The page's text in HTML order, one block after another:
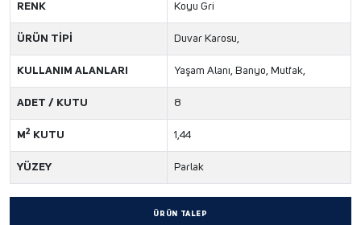
RENK Koyu Gri
ÜRÜN TİPİ Duvar Karosu,
KULLANIM ALANLARI Yaşam Alanı, Banyo, Mutfak,
ADET / KUTU 8
M 2 KUTU 1,44
YÜZEY Parlak
ÜRÜN TALEP